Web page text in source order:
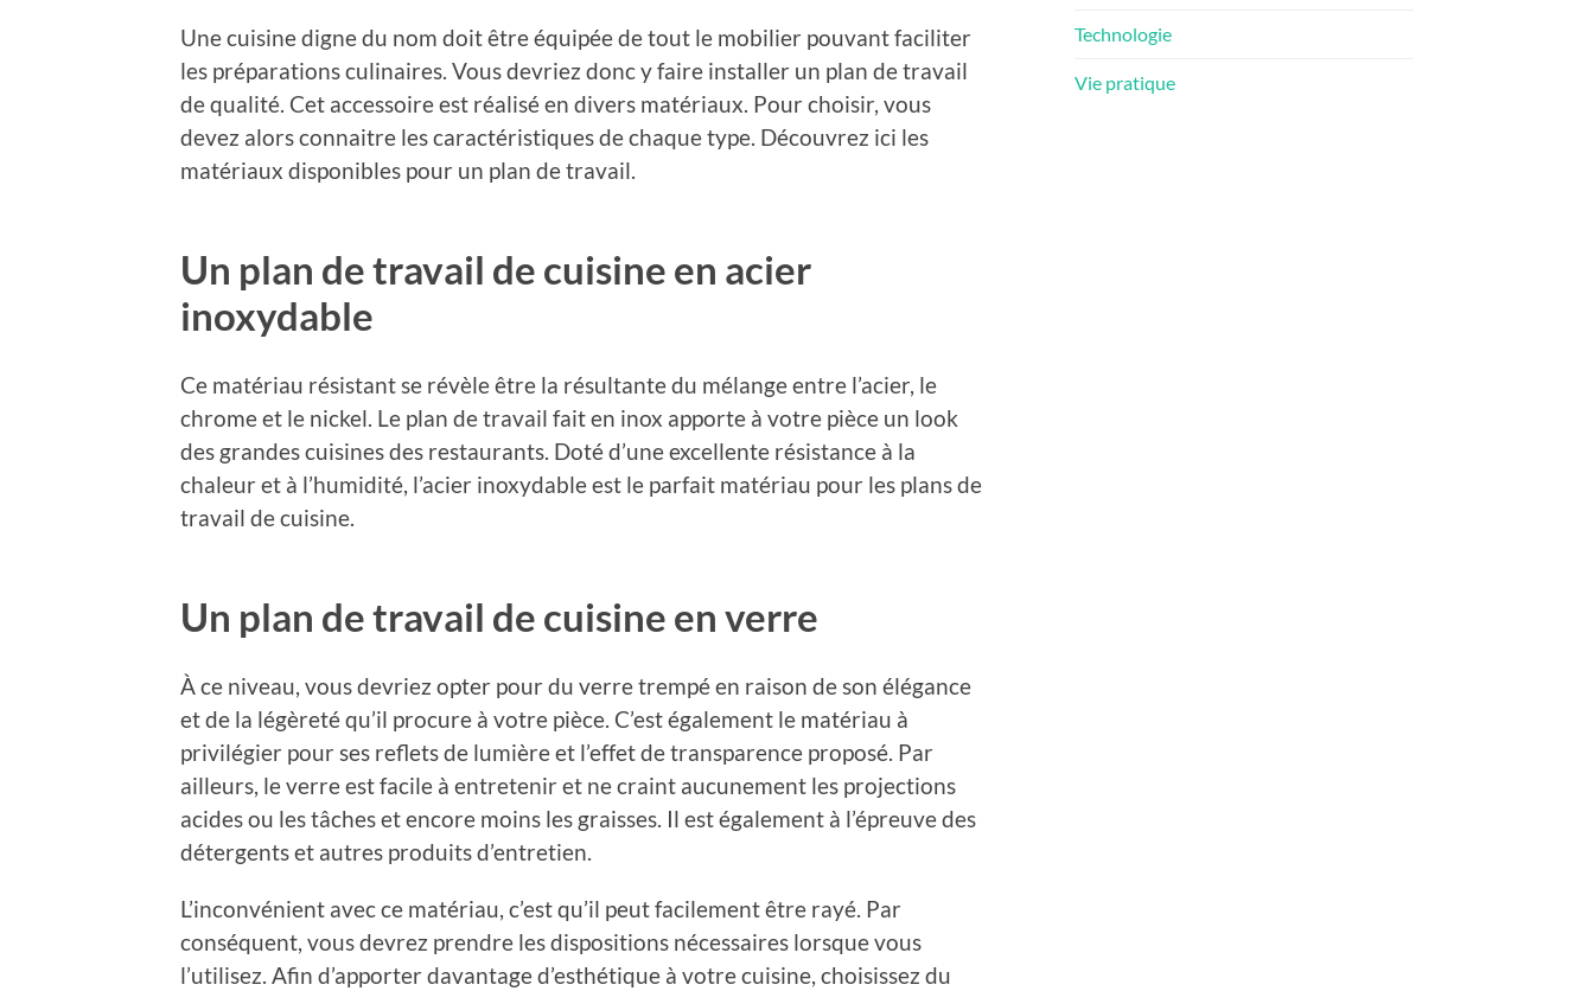
Une cuisine digne du nom doit être équipée de tout le mobilier pouvant faciliter
les préparations culinaires. Vous devriez donc y faire installer un plan de travail
de qualité. Cet accessoire est réalisé en divers matériaux. Pour choisir, vous
devez alors connaitre les caractéristiques de chaque type. Découvrez ici les
matériaux disponibles pour un plan de travail.
Un plan de travail de cuisine en acier
inoxydable
Ce matériau résistant se révèle être la résultante du mélange entre l’acier, le
chrome et le nickel. Le plan de travail fait en inox apporte à votre pièce un look
des grandes cuisines des restaurants. Doté d’une excellente résistance à la
chaleur et à l’humidité, l’acier inoxydable est le parfait matériau pour les plans de
travail de cuisine.
Un plan de travail de cuisine en verre
À ce niveau, vous devriez opter pour du verre trempé en raison de son élégance
et de la légèreté qu’il procure à votre pièce. C’est également le matériau à
privilégier pour ses reflets de lumière et l’effet de transparence proposé. Par
ailleurs, le verre est facile à entretenir et ne craint aucunement les projections
acides ou les tâches et encore moins les graisses. Il est également à l’épreuve des
détergents et autres produits d’entretien.
L’inconvénient avec ce matériau, c’est qu’il peut facilement être rayé. Par
conséquent, vous devrez prendre les dispositions nécessaires lorsque vous
l’utilisez. Afin d’apporter davantage d’esthétique à votre cuisine, choisissez du
Technologie
Vie pratique